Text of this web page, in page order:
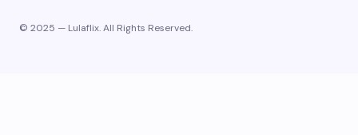
© 2025 — Lulaflix. All Rights Reserved.